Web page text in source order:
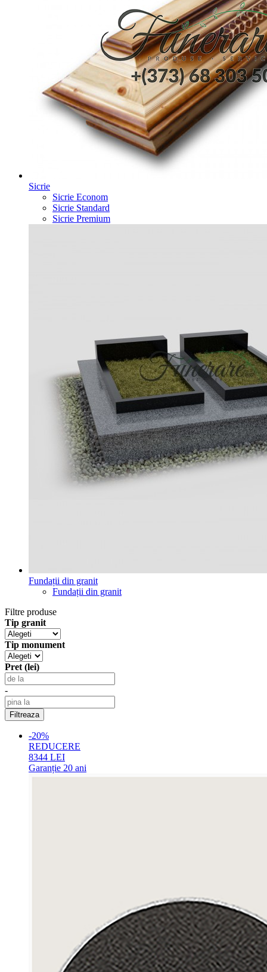
Sicrie
Sicrie Econom
Sicrie Standard
Sicrie Premium
Fundații din granit
Fundații din granit
Filtre produse
Tip granit
Tip monument
Pret (lei)
-
-20%
REDUCERE
8344 LEI
Garanție 20 ani